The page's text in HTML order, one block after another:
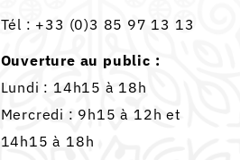
Tél : +33 (0)3 85 97 13 13
Ouverture au public :
Lundi : 14h15 à 18h
Mercredi : 9h15 à 12h et
14h15 à 18h